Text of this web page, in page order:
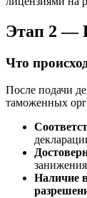
Этап 2 —
Что
После подачи
таможенных
Наличие